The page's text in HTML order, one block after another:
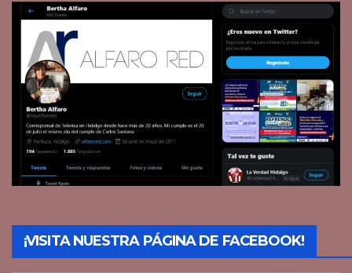
¡VISITA NUESTRA PÁGINA DE FACEBOOK!